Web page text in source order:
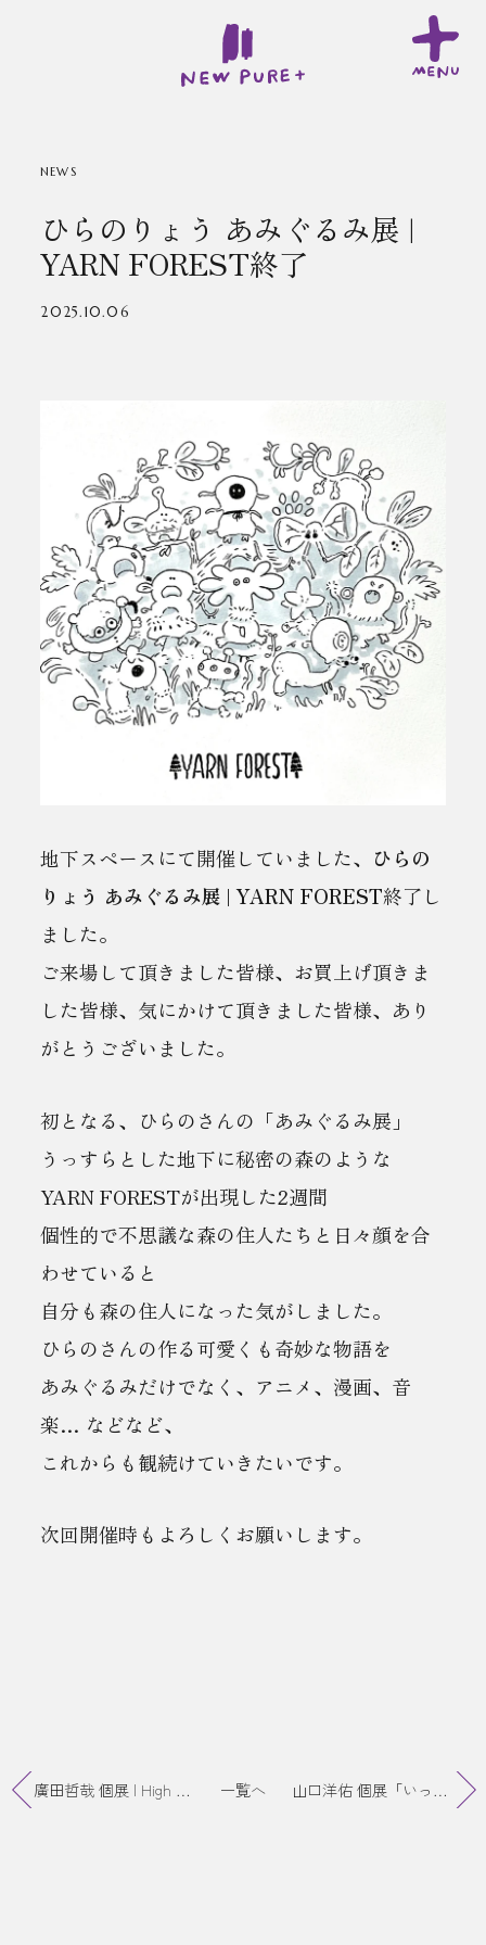
NEWS
ひらのりょう あみぐるみ展 |
YARN FOREST終了
2025.10.06
地下スペースにて開催していました、 ひらの
りょう あみぐるみ展 | YARN FOREST終了し
ました。
ご来場して頂きました皆様、お買上げ頂きま
した皆様、気にかけて頂きました皆様、あり
がとうございました。
初となる、ひらのさんの「あみぐるみ展」
うっすらとした地下に秘密の森のような
YARN FORESTが出現した2週間
個性的で不思議な森の住人たちと日々顔を合
わせていると
自分も森の住人になった気がしました。
ひらのさんの作る可愛くも奇妙な物語を
あみぐるみだけでなく、アニメ、漫画、音
楽… などなど、
これからも観続けていきたいです。
次回開催時もよろしくお願いします。
廣田哲哉 個展 | High cheese 一覧へ 山口洋佑 個展「いっしょにふるえてる」明日初日